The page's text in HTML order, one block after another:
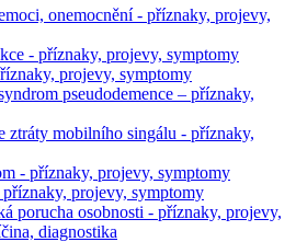
onemocnění - příznaky, projevy,
- příznaky, projevy, symptomy
projevy, symptomy
pseudodemence – příznaky,
ztráty mobilního singálu - příznaky,
- příznaky, projevy, symptomy
projevy, symptomy
porucha osobnosti - příznaky, projevy,
diagnostika